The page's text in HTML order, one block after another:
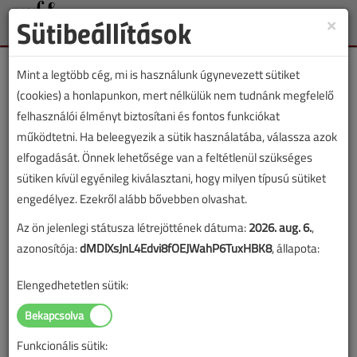
Toggle
Lapszám:
TARTALOM
Szakmatörténet
A radiátor
2024/11. lapszám
×
Sütibeállítások
Mint a legtöbb cég, mi is használunk úgynevezett sütiket
(cookies) a honlapunkon, mert nélkülük nem tudnánk megfelelő
felhasználói élményt biztosítani és fontos funkciókat
működtetni. Ha beleegyezik a sütik használatába, válassza azok
elfogadását. Önnek lehetősége van a feltétlenül szükséges
sütiken kívül egyénileg kiválasztani, hogy milyen típusú sütiket
engedélyez. Ezekről alább bővebben olvashat.
Az ön jelenlegi státusza létrejöttének dátuma:2026. aug. 6.,
azonosítója:dMDlXsJnL4Edvi8fOEJWahP6TuxHBK8, állapota:
Elengedhetetlen sütik:
Funkcionális sütik: